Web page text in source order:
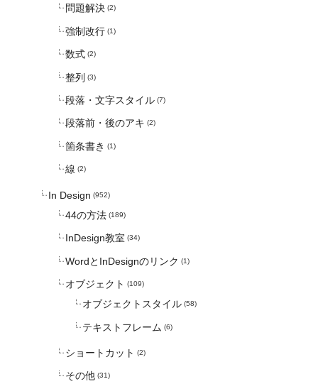
問題解決 (2)
強制改行 (1)
数式 (2)
整列 (3)
段落・文字スタイル (7)
段落前・後のアキ (2)
箇条書き (1)
線 (2)
In Design (952)
44の方法 (189)
InDesign教室 (34)
WordとInDesignのリンク (1)
オブジェクト (109)
オブジェクトスタイル (58)
テキストフレーム (6)
ショートカット (2)
その他 (31)